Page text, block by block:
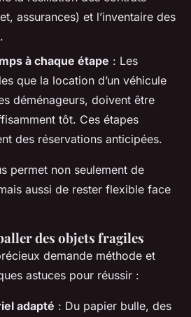
assurances) et l’inventaire des
à chaque étape : Les
que la location d’un véhicule
déménageurs, doivent être
tôt. Ces étapes
des réservations anticipées.
permet non seulement de
aussi de rester flexible face
des objets fragiles
demande méthode et
astuces pour réussir :
adapté : Du papier bulle, des